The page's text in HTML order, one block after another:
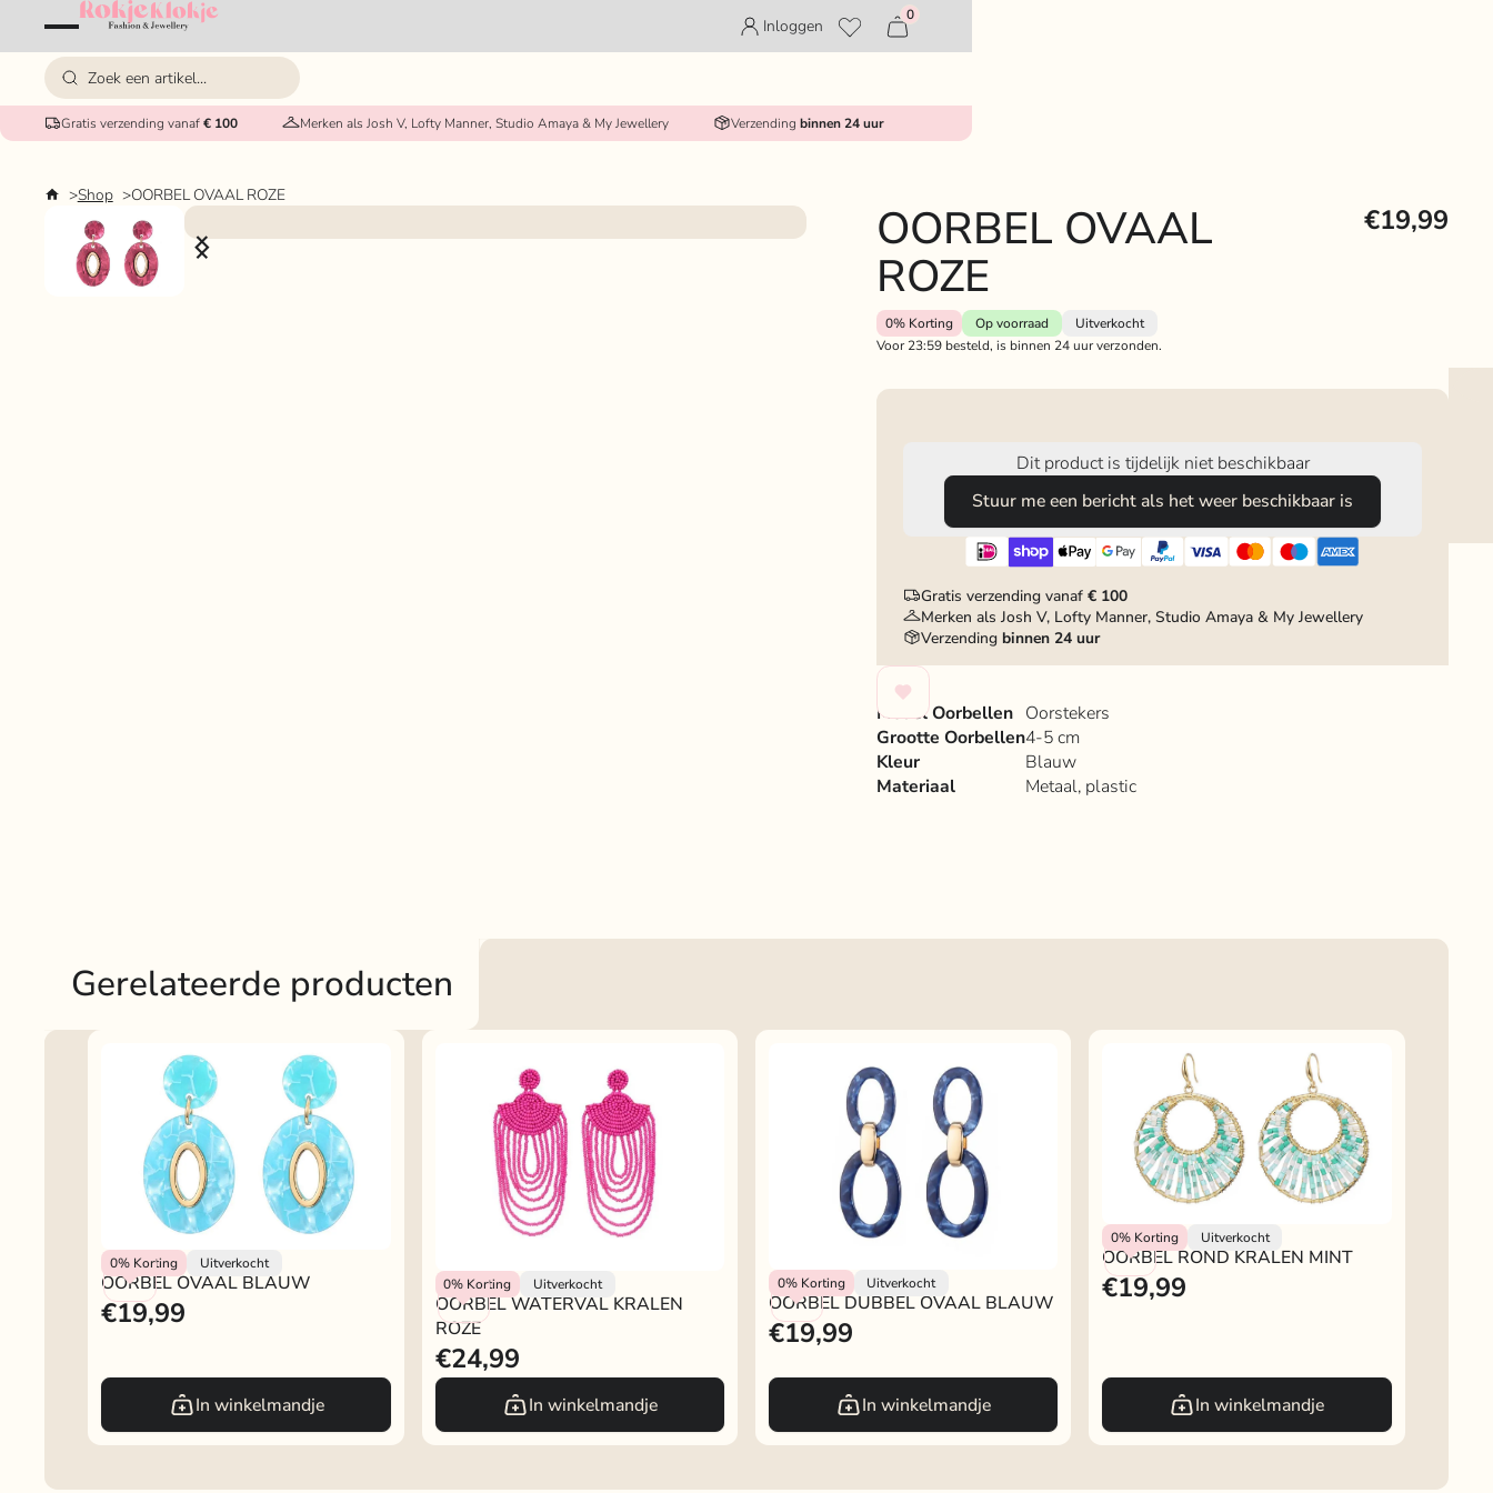
Inloggen
0
Gratis verzending vanaf€ 100 Merken als Josh V, Lofty Manner, Studio Amaya & My Jewellery Verzending binnen 24 uur
Shop OORBEL OVAAL ROZE
OORBEL OVAAL
ROZE
€19,99
0% Korting Op voorraad
Uitverkocht
Voor 23:59 besteld, is binnen 24 uur verzonden.
Dit product is tijdelijk niet beschikbaar
Stuur me een bericht als het weer beschikbaar is
Gratis verzending vanaf € 100
Merken als Josh V, Lofty Manner, Studio Amaya & My Jewellery
Verzending binnen 24 uur
Model Oorbellen Oorstekers
Grootte Oorbellen4-5 cm
Kleur
Blauw
Materiaal
Metaal, plastic
Gerelateerde producten
0% Korting Uitverkocht
Rokjeklokje
OORBEL OVAAL BLAUW
€19,99
In winkelmandje
OORBEL WATERVAL KRALEN ROZE
0% Korting Uitverkocht
Rokjeklokje
OORBEL WATERVAL KRALEN
ROZE
€24,99
In winkelmandje
OORBEL DUBBEL OVAAL BLAUW
0%Korting Uitverkocht
Rokjeklokje
OORBEL DUBBEL OVAAL BLAUW
€19,99
In winkelmandje
OORBEL ROND KRALEN MINT
0%Korting Uitverkocht
Rokjeklokje
OORBEL ROND KRALEN MINT
€19,99
In winkelmandje